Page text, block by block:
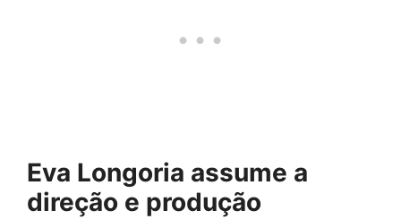
Eva Longoria assume a
direção e produção